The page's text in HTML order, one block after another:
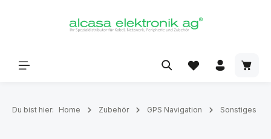
Du bist hier: Home Zubehör GPS Navigation Sonstiges